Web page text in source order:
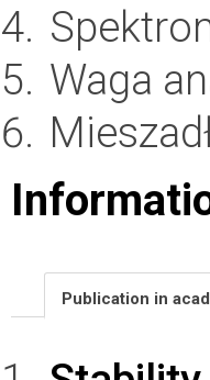
Waga
Publication in